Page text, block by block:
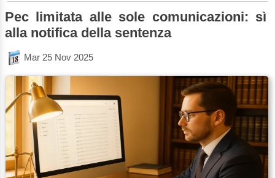
Pec limitata alle sole comunicazioni: sì
alla notifica della sentenza
Mar 25 Nov 2025